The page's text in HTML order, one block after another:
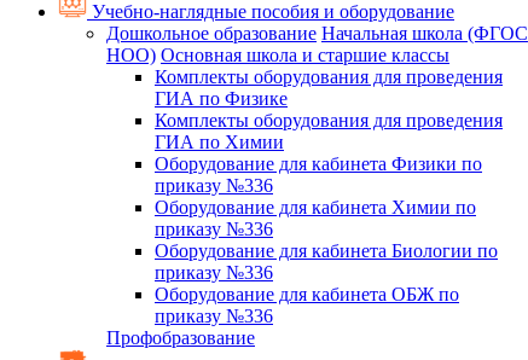
Учебно-наглядные пособия и оборудование
Дошкольное образование Начальная школа (ФГОС
НОО) Основная школа и старшие классы
Комплекты оборудования для проведения
ГИА по Физике
Комплекты оборудования для проведения
ГИА по Химии
Оборудование для кабинета Физики по
приказу №336
Оборудование для кабинета Химии по
приказу №336
Оборудование для кабинета Биологии по
приказу №336
Оборудование для кабинета ОБЖ по
приказу №336
Профобразование